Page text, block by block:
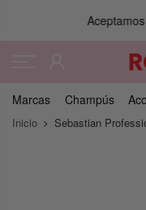
Marcas Champús
Inicio Sebastian